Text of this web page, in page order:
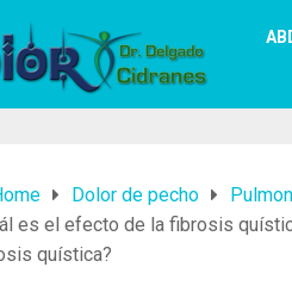
Dolor de pecho
es el efecto de la fibrosis
quística?